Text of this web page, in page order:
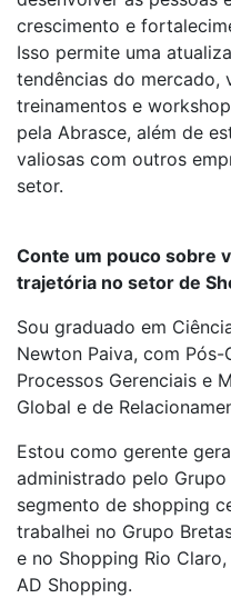
crescimento e
Isso permite uma
tendências do mercado,
treinamentos e
pela Abrasce, além de
valiosas com outros
setor.
Conte um pouco sobre
trajetória no setor de
Sou graduado em
Newton Paiva, com
Processos Gerenciais e
Global e de
Estou como gerente
administrado pelo
segmento de shopping
trabalhei no Grupo
e no Shopping Rio
AD Shopping.